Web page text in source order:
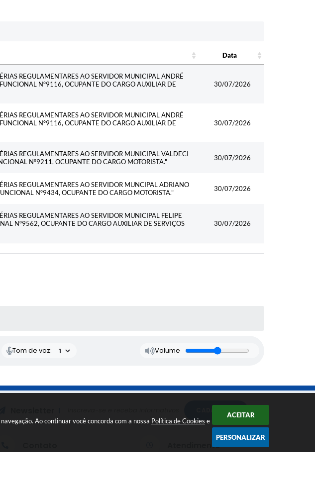
Ao continuar você concorda com a nossa Política de Cookies e
ACEITAR
PERSONALIZAR
Data
REGULAMENTARES AO SERVIDOR MUNICIPAL ANDRÉ
Nº9116, OCUPANTE DO CARGO AUXILIAR DE
30/07/2026
REGULAMENTARES AO SERVIDOR MUNICIPAL ANDRÉ
Nº9116, OCUPANTE DO CARGO AUXILIAR DE
30/07/2026
REGULAMENTARES AO SERVIDOR MUNICIPAL VALDECI
Nº9211, OCUPANTE DO CARGO MOTORISTA."
30/07/2026
REGULAMENTARES AO SERVIDOR MUNCIPAL ADRIANO
Nº9434, OCUPANTE DO CARGO MOTORISTA."
30/07/2026
REGULAMENTARES AO SERVIDOR MUNICIPAL FELIPE
Nº9562, OCUPANTE DO CARGO AUXILIAR DE SERVIÇOS
30/07/2026
Tom de voz: Volume
Atendimento